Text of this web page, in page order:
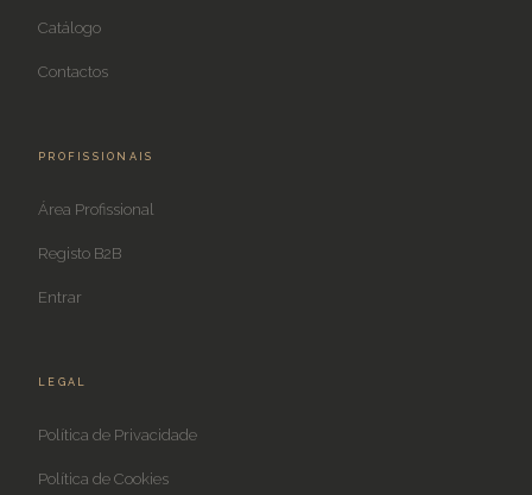
Catálogo
Contactos
PROFISSIONAIS
Área Profissional
Registo B2B
Entrar
LEGAL
Política de Privacidade
Política de Cookies